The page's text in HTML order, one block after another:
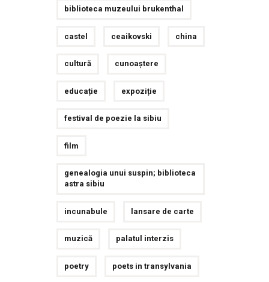
biblioteca muzeului brukenthal
castel ceaikovski china
cultură cunoaștere
educație expoziție
festival de poezie la sibiu
film
genealogia unui suspin; biblioteca
astra sibiu
incunabule lansare de carte
muzică palatul interzis
poetry poets in transylvania